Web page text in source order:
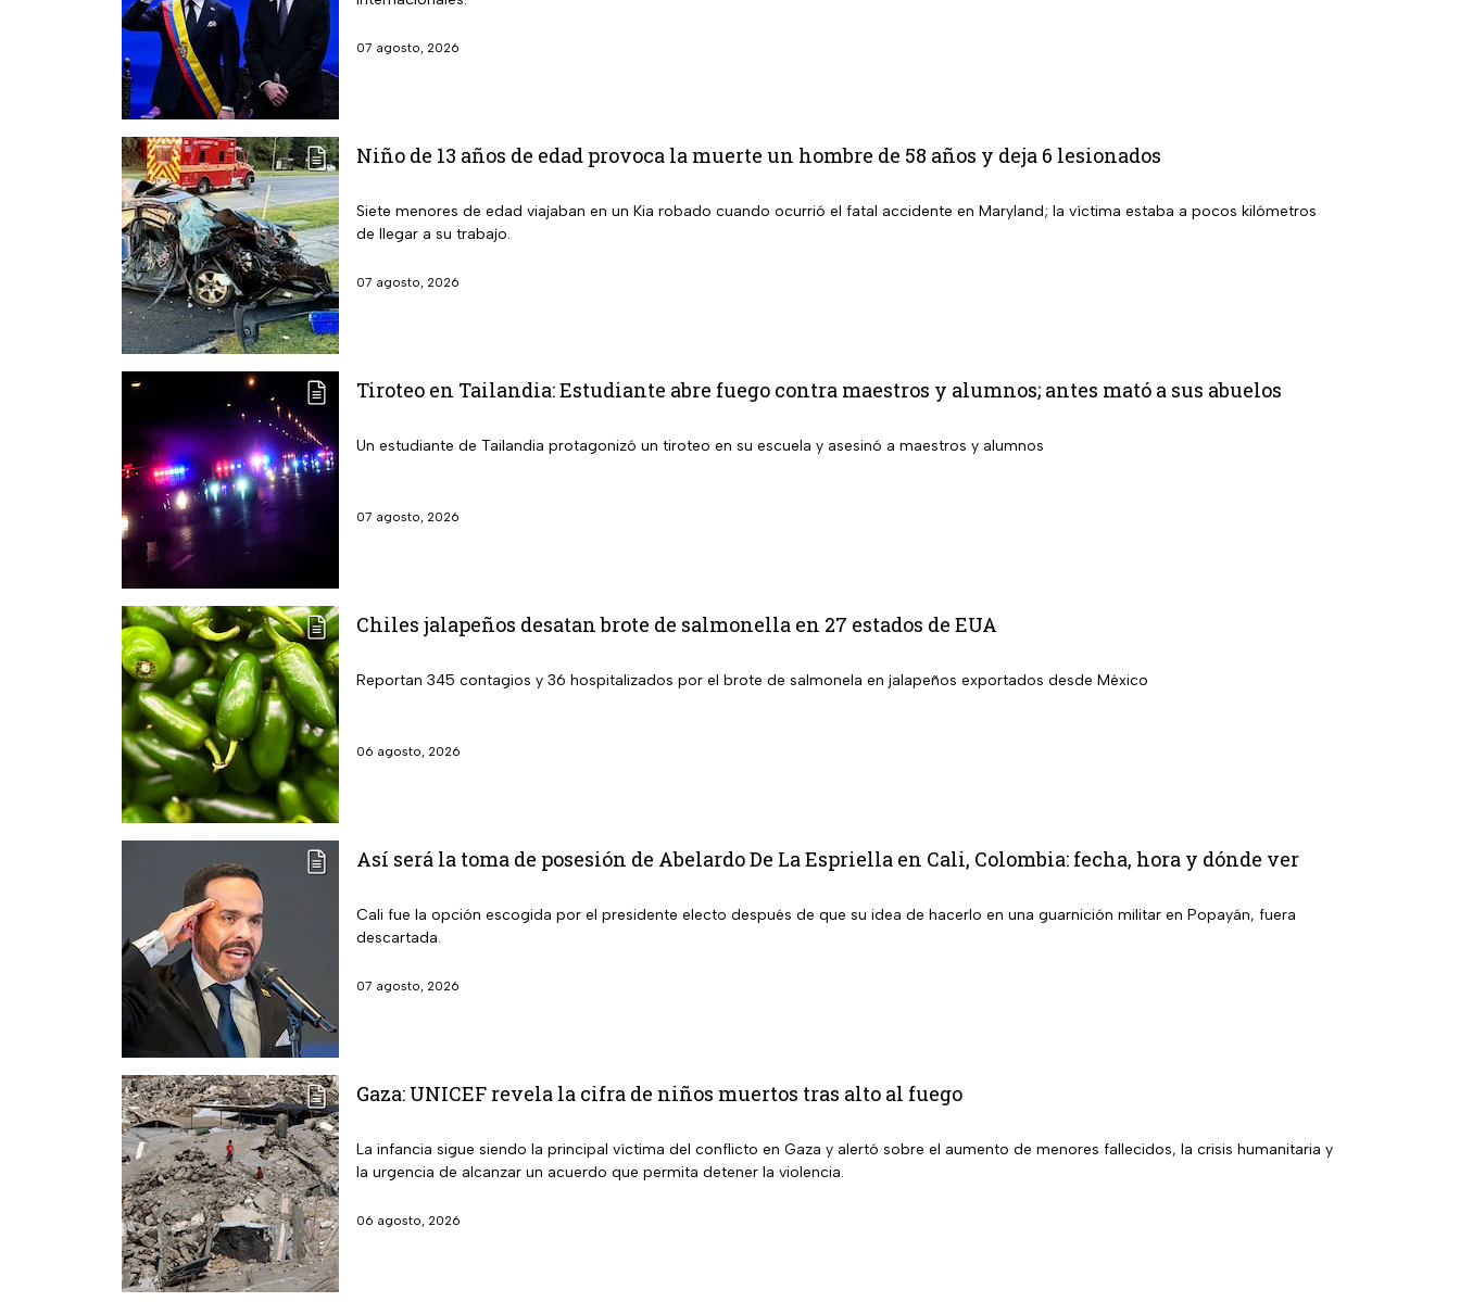
07 agosto, 2026
Niño de 13 años de edad provoca la muerte un hombre de 58 años y deja 6 lesionados
Siete menores de edad viajaban en un Kia robado cuando ocurrió el fatal accidente en Maryland; la víctima estaba a pocos kilómetros
de llegar a su trabajo.
07 agosto, 2026
Tiroteo en Tailandia: Estudiante abre fuego contra maestros y alumnos; antes mató a sus abuelos
Un estudiante de Tailandia protagonizó un tiroteo en su escuela y asesinó a maestros y alumnos
07 agosto, 2026
Chiles jalapeños desatan brote de salmonella en 27 estados de EUA
Reportan 345 contagios y 36 hospitalizados por el brote de salmonela en jalapeños exportados desde México
06 agosto, 2026
Así será la toma de posesión de Abelardo De La Espriella en Cali, Colombia: fecha, hora y dónde ver
Cali fue la opción escogida por el presidente electo después de que su idea de hacerlo en una guarnición militar en Popayán, fuera
descartada.
07 agosto, 2026
Gaza: UNICEF revela la cifra de niños muertos tras alto al fuego
La infancia sigue siendo la principal víctima del conflicto en Gaza y alertó sobre el aumento de menores fallecidos, la crisis humanitaria y
la urgencia de alcanzar un acuerdo que permita detener la violencia.
06 agosto, 2026